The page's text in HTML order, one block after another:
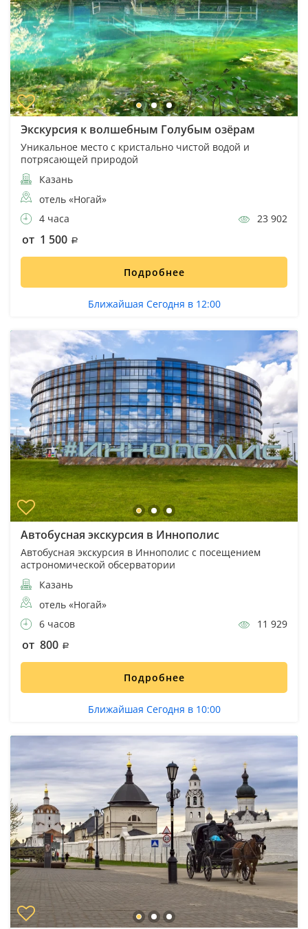
Экскурсия к волшебным Голубым озёрам
Уникальное место с кристально чистой водой и
потрясающей природой
Казань
отель «Ногай»
4 часа
23 902
от 1 500
Подробнее
Ближайшая Сегодня в 12:00
Автобусная экскурсия в Иннополис
Автобусная экскурсия в Иннополис с посещением
астрономической обсерватории
Казань
отель «Ногай»
6 часов
11 929
от 800
Подробнее
Ближайшая Сегодня в 10:00